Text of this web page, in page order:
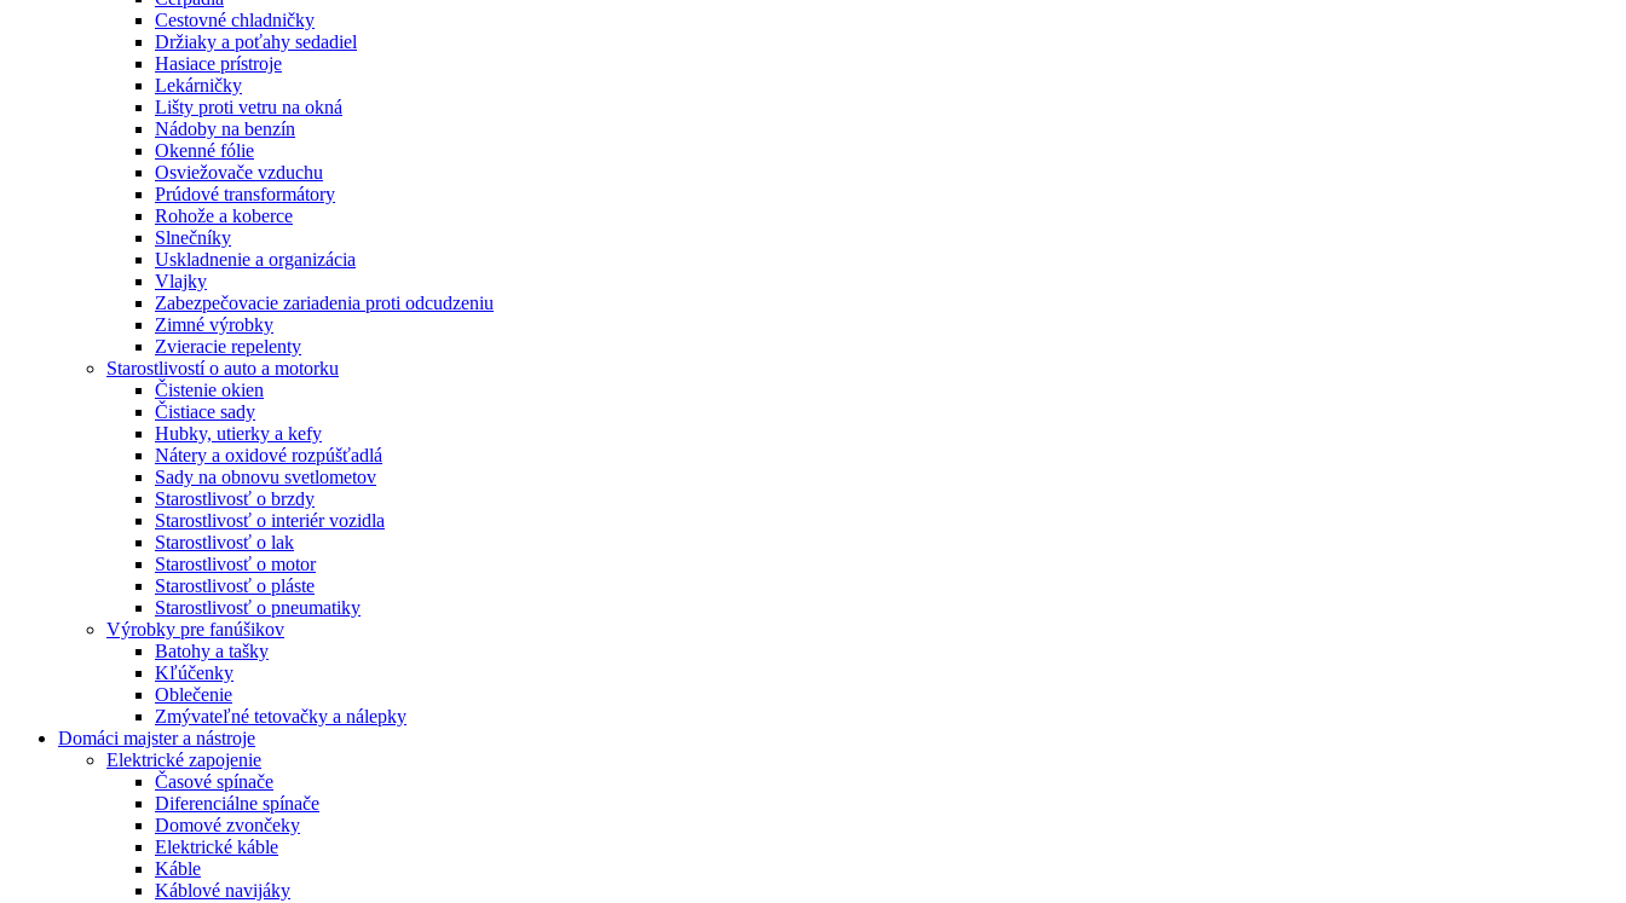
Cestovné chladničky
Držiaky a poťahy sedadiel
Hasiace prístroje
Lekárničky
Lišty proti vetru na okná
Nádoby na benzín
Okenné fólie
Osviežovače vzduchu
Prúdové transformátory
Rohože a koberce
Slnečníky
Uskladnenie a organizácia
Vlajky
Zabezpečovacie zariadenia proti odcudzeniu
Zimné výrobky
Zvieracie repelenty
Starostlivostí o auto a motorku
Čistenie okien
Čistiace sady
Hubky, utierky a kefy
Nátery a oxidové rozpúšťadlá
Sady na obnovu svetlometov
Starostlivosť o brzdy
Starostlivosť o interiér vozidla
Starostlivosť o lak
Starostlivosť o motor
Starostlivosť o pláste
Starostlivosť o pneumatiky
Výrobky pre fanúšikov
Batohy a tašky
Kľúčenky
Oblečenie
Zmývateľné tetovačky a nálepky
Domáci majster a nástroje
Elektrické zapojenie
Časové spínače
Diferenciálne spínače
Domové zvončeky
Elektrické káble
Káble
Káblové navijáky